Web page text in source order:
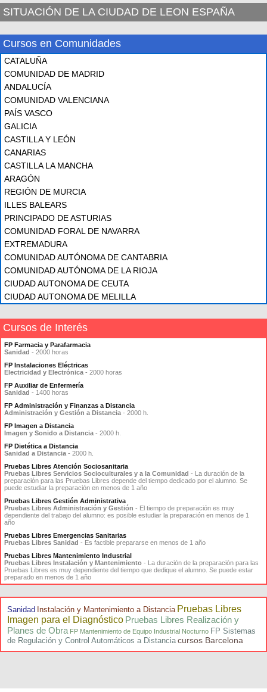
SITUACIÓN DE LA CIUDAD DE LEON ESPAÑA
Cursos en Comunidades
CATALUÑA
COMUNIDAD DE MADRID
ANDALUCÍA
COMUNIDAD VALENCIANA
PAÍS VASCO
GALICIA
CASTILLA Y LEÓN
CANARIAS
CASTILLA LA MANCHA
ARAGÓN
REGIÓN DE MURCIA
ILLES BALEARS
PRINCIPADO DE ASTURIAS
COMUNIDAD FORAL DE NAVARRA
EXTREMADURA
COMUNIDAD AUTÓNOMA DE CANTABRIA
COMUNIDAD AUTÓNOMA DE LA RIOJA
CIUDAD AUTONOMA DE CEUTA
CIUDAD AUTONOMA DE MELILLA
Cursos de Interés
FP Farmacia y Parafarmacia
Sanidad - 2000 horas
FP Instalaciones Eléctricas
Electricidad y Electrónica - 2000 horas
FP Auxiliar de Enfermería
Sanidad - 1400 horas
FP Administración y Finanzas a Distancia
Administración y Gestión a Distancia - 2000 h.
FP Imagen a Distancia
Imagen y Sonido a Distancia - 2000 h.
FP Dietética a Distancia
Sanidad a Distancia - 2000 h.
Pruebas Libres Atención Sociosanitaria
Pruebas Libres Servicios Socioculturales y a la Comunidad - La duración de la
preparación para las Pruebas Libres depende del tiempo dedicado por el alumno. Se
puede estudiar la preparación en menos de 1 año
Pruebas Libres Gestión Administrativa
Pruebas Libres Administración y Gestión - El tiempo de preparación es muy
dependiente del trabajo del alumno: es posible estudiar la preparación en menos de 1
año
Pruebas Libres Emergencias Sanitarias
Pruebas Libres Sanidad - Es factible prepararse en menos de 1 año
Pruebas Libres Mantenimiento Industrial
Pruebas Libres Instalación y Mantenimiento - La duración de la preparación para las
Pruebas Libres es muy dependiente del tiempo que dedique el alumno. Se puede estar
preparado en menos de 1 año
Sanidad Instalación y Mantenimiento a Distancia Pruebas Libres
Imagen para el Diagnóstico Pruebas Libres Realización y
Planes de Obra FP Mantenimiento de Equipo Industrial Nocturno FP Sistemas
de Regulación y Control Automáticos a Distancia cursos Barcelona